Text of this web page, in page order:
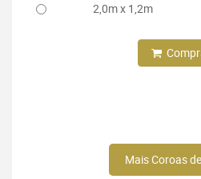
2,0m x 1,2m
Mais Coroas